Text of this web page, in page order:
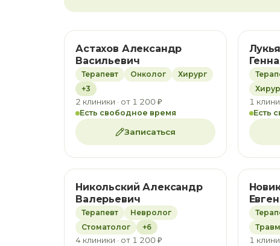
Астахов Александр
Васильевич
Терапевт Онколог
Хирург
+3
2 клиники · от 1 200 ₽
Есть свободное время
Записаться
1
Есть
Никольский Александр
Валерьевич
Терапевт
Невролог
Стоматолог
+6
4 клиники · от 1 200 ₽ 1